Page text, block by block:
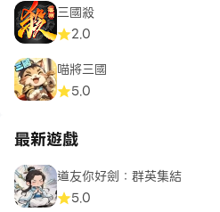
三國殺
2.0
喵將三國
5.0
最新遊戲
道友你好劍：群英集結
5.0